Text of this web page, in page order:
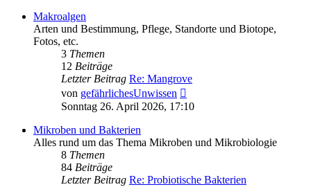
Makroalgen
Arten und Bestimmung, Pflege, Standorte und Biotope,
Fotos, etc.
3 Themen
12 Beiträge
Letzter Beitrag Re: Mangrove
von gefährlichesUnwissen
Beitrag
Sonntag 26. April 2026, 17:10
Mikroben und Bakterien
Alles rund um das Thema Mikroben und Mikrobiologie
8 Themen
84 Beiträge
Letzter Beitrag Re: Probiotische Bakterien